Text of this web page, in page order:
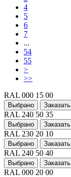
4
5
6
7
...
54
55
>
>>
RAL 000 15 00
Выбрано Заказать
RAL 240 50 35
Выбрано Заказать
RAL 230 20 10
Выбрано Заказать
RAL 240 50 40
Выбрано Заказать
RAL 000 20 00